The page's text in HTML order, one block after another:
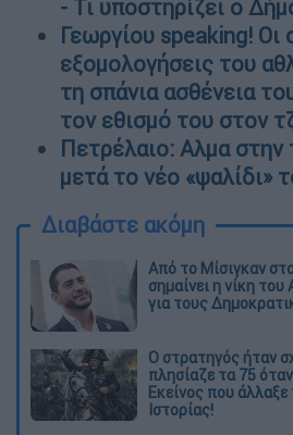
- Τι υποστηρίζει ο
Γεωργίου speaking! Οι
εξομολογήσεις του
τη σπάνια ασθένεια
τον εθισμό του στον
Πετρέλαιο: Αλμα στην
μετά το νέο «ψαλίδι»
Διαβάστε ακόμη
Από το Μίσιγκαν
σημαίνει η νίκη
για τους
O στρατηγός ήταν
πλησίαζε τα 75
Εκείνος που
Ιστορίας!